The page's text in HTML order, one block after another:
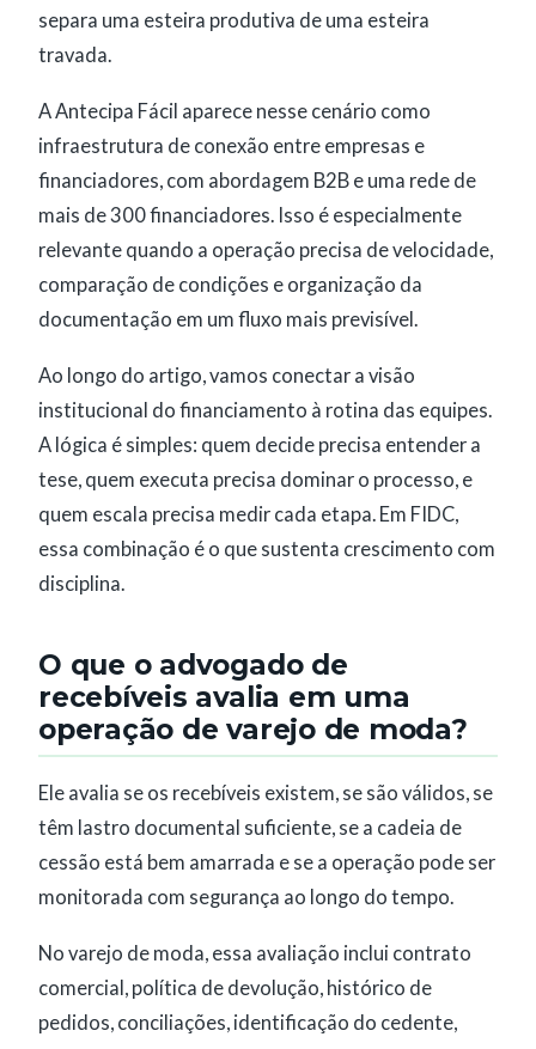
separa uma esteira produtiva de uma esteira
travada.
A Antecipa Fácil aparece nesse cenário como
infraestrutura de conexão entre empresas e
financiadores, com abordagem B2B e uma rede de
mais de 300 financiadores. Isso é especialmente
relevante quando a operação precisa de velocidade,
comparação de condições e organização da
documentação em um fluxo mais previsível.
Ao longo do artigo, vamos conectar a visão
institucional do financiamento à rotina das equipes.
A lógica é simples: quem decide precisa entender a
tese, quem executa precisa dominar o processo, e
quem escala precisa medir cada etapa. Em FIDC,
essa combinação é o que sustenta crescimento com
disciplina.
O que o advogado de
recebíveis avalia em uma
operação de varejo de moda?
Ele avalia se os recebíveis existem, se são válidos, se
têm lastro documental suficiente, se a cadeia de
cessão está bem amarrada e se a operação pode ser
monitorada com segurança ao longo do tempo.
No varejo de moda, essa avaliação inclui contrato
comercial, política de devolução, histórico de
pedidos, conciliações, identificação do cedente,